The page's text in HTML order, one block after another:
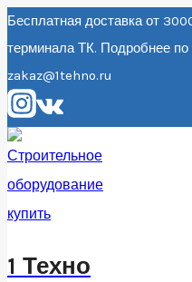
Перейти
к
содержанию
Бесплатная доставка от
терминала ТК.
zakaz@1tehno.ru
1 Техно